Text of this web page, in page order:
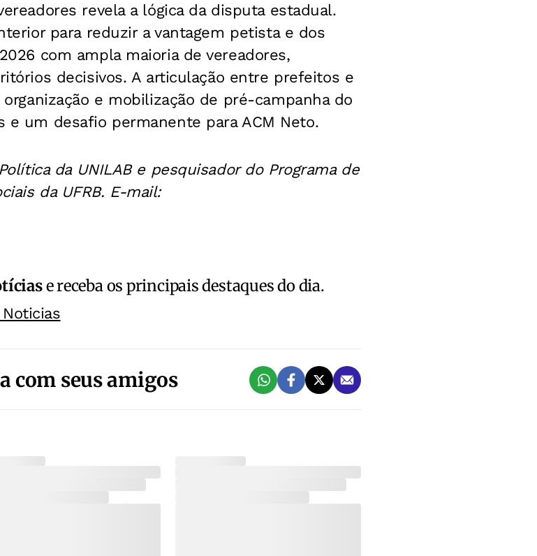
revela a lógica da disputa estadual.
para reduzir a vantagem petista e dos
com ampla maioria de vereadores,
decisivos. A articulação entre prefeitos e
e mobilização de pré-campanha do
e um desafio permanente para ACM Neto.
da UNILAB e pesquisador do Programa de
da UFRB. E-mail:
e receba os principais destaques do dia.
Noticias
com seus amigos